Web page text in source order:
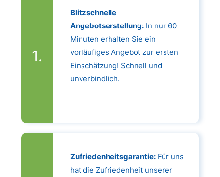
Blitzschnelle
Angebotserstellung:In nur 60
Minuten erhalten Sie ein
vorläufiges Angebot zur ersten
Einschätzung! Schnell und
unverbindlich.
Zufriedenheitsgarantie:Für uns
hat die Zufriedenheit unserer